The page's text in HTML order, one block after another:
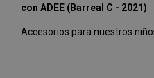
con ADEE (Barreal C - 2021)
Accesorios para nuestros